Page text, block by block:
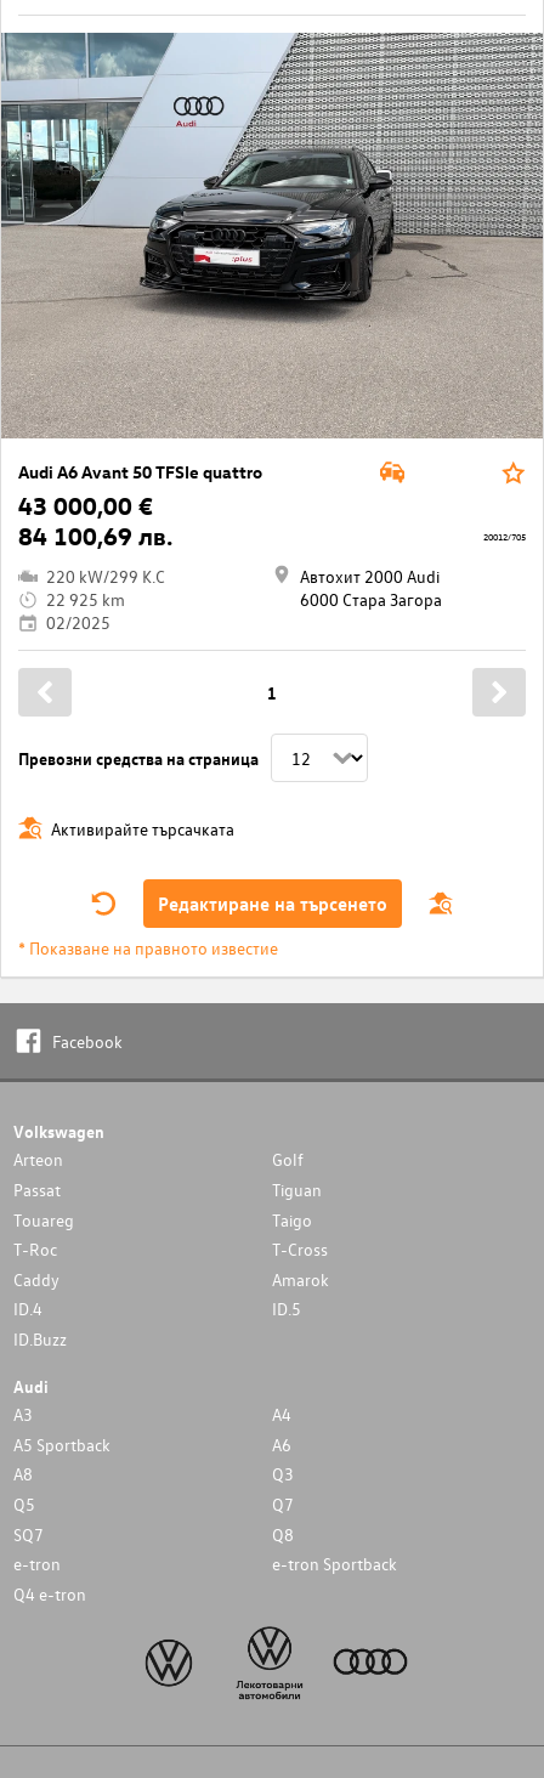
Audi A6 Avant 50 TFSIe quattro
43 000,00 €
84 100,69 лв.
220 kW/299 K.C
22 925 km
02/2025
Автохит 2000 Audi
6000 Стара Загора
20012/705
Превозни средства на страница
1
Активирайте търсачката
Редактиране на търсенето
* Показване на правното известие
Facebook
Volkswagen
Arteon
Golf
Passat
Tiguan
Touareg
Taigo
T-Roc
T-Cross
Caddy
Amarok
ID.4
ID.5
ID.Buzz
Audi
A3
A4
A5 Sportback
A6
A8
Q3
Q5
Q7
SQ7
Q8
e-tron
e-tron Sportback
Q4 e-tron